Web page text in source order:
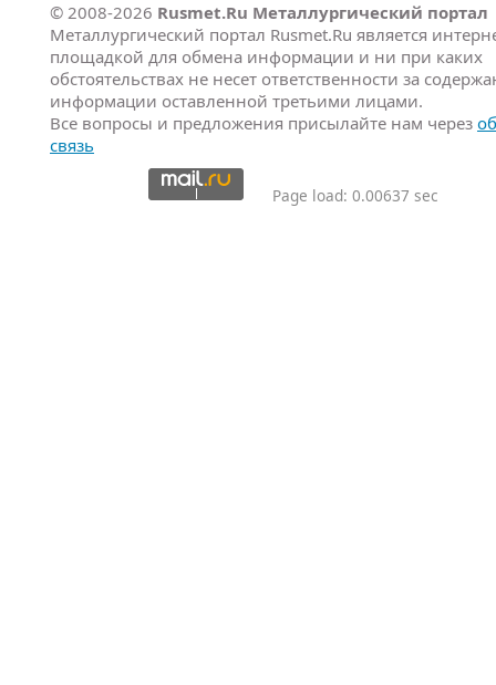
© 2008-2026 Rusmet.Ru Металлургический портал
Металлургический портал Rusmet.Ru является
площадкой для обмена информации и ни при каких
обстоятельствах не несет ответственности за
информации оставленной третьими лицами.
Все вопросы и предложения присылайте нам через
связь
Page load: 0.00637 sec